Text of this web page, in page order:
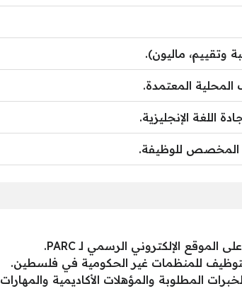
ماليون).
المعتمدة.
اللغة الإنجليزية.
المخصص للوظيفة.
للمنظمات غير الحكومية في فلسطين.
المطلوبة والمؤهلات الأكاديمية والمهارات